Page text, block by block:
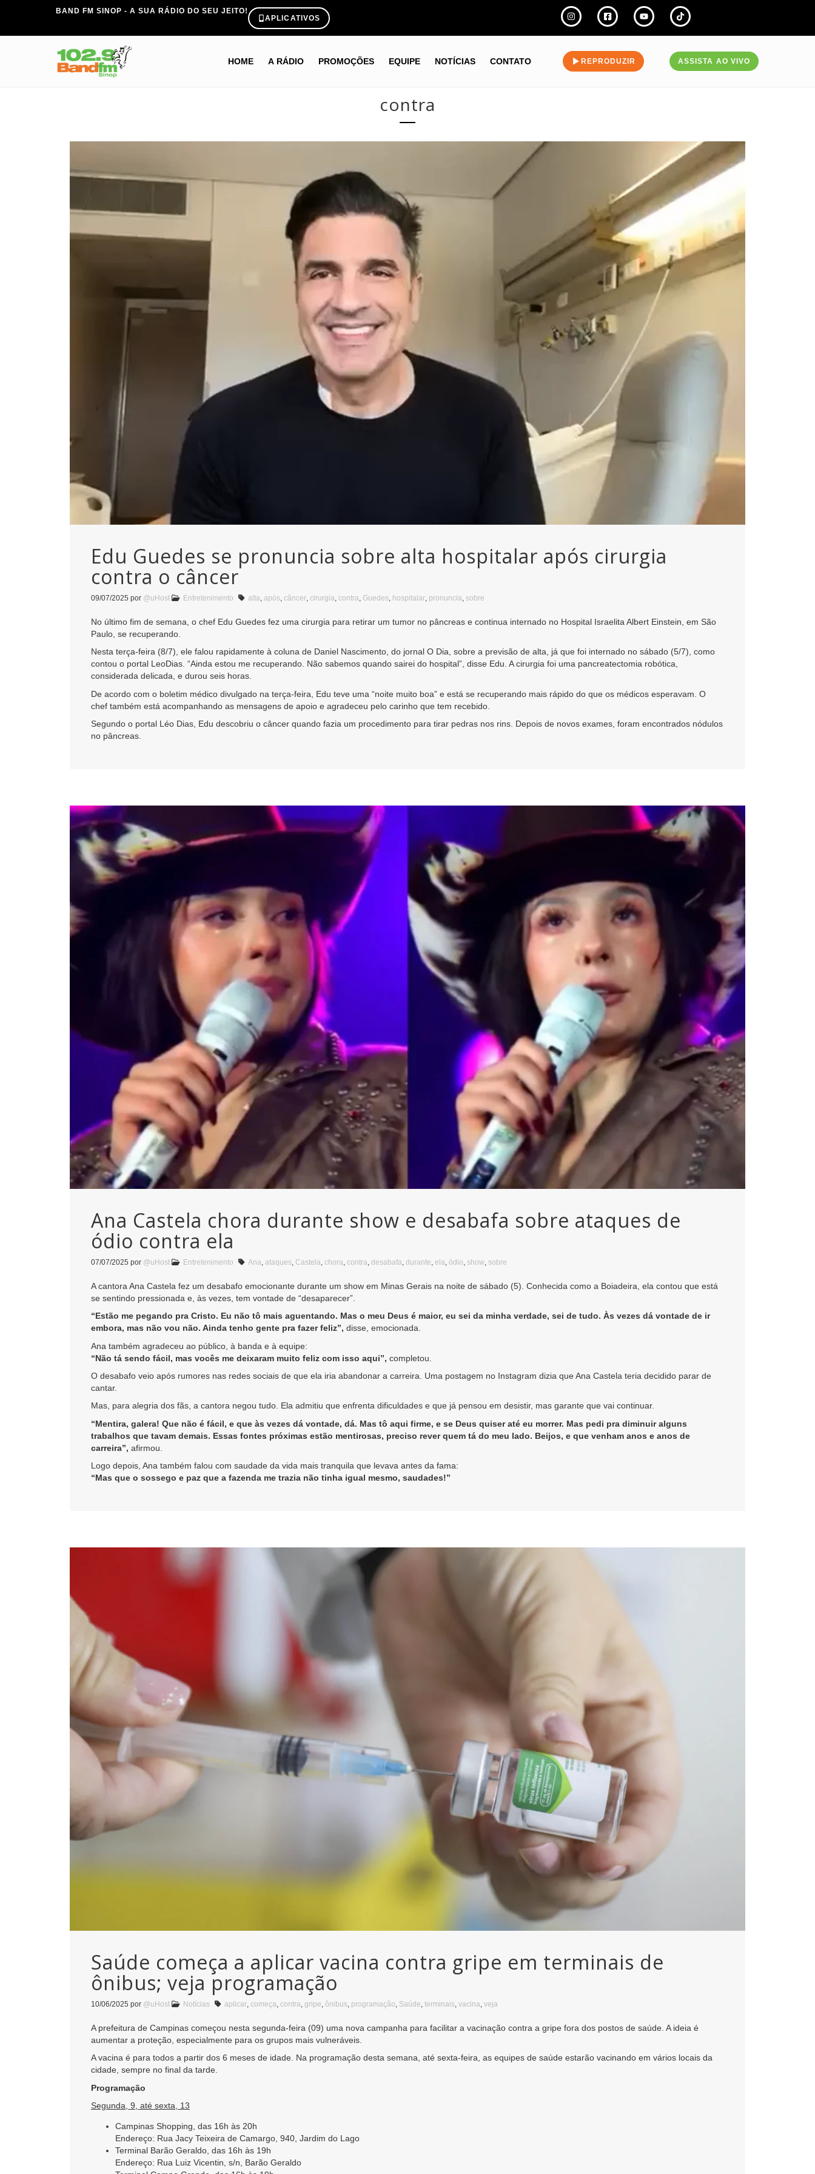
BAND FM SINOP - A SUA RÁDIO DO SEU JEITO!
APLICATIVOS
HOME A RÁDIO PROMOÇÕES EQUIPE NOTÍCIAS CONTATO REPRODUZIR ASSISTA AO VIVO
contra
Edu Guedes se pronuncia sobre alta hospitalar após cirurgia
contra o câncer
09/07/2025 por @uHost Entretenimento alta, após, câncer, cirurgia, contra, Guedes, hospitalar, pronuncia, sobre
No último fim de semana, o chef Edu Guedes fez uma cirurgia para retirar um tumor no pâncreas e continua internado no Hospital Israelita Albert Einstein, em São
Paulo, se recuperando.
Nesta terça-feira (8/7), ele falou rapidamente à coluna de Daniel Nascimento, do jornal O Dia, sobre a previsão de alta, já que foi internado no sábado (5/7), como
contou o portal LeoDias. “Ainda estou me recuperando. Não sabemos quando sairei do hospital”, disse Edu. A cirurgia foi uma pancreatectomia robótica,
considerada delicada, e durou seis horas.
De acordo com o boletim médico divulgado na terça-feira, Edu teve uma “noite muito boa” e está se recuperando mais rápido do que os médicos esperavam. O
chef também está acompanhando as mensagens de apoio e agradeceu pelo carinho que tem recebido.
Segundo o portal Léo Dias, Edu descobriu o câncer quando fazia um procedimento para tirar pedras nos rins. Depois de novos exames, foram encontrados nódulos
no pâncreas.
Ana Castela chora durante show e desabafa sobre ataques de
ódio contra ela
07/07/2025 por @uHost Entretenimento Ana, ataques, Castela, chora, contra, desabafa, durante, ela, ódio, show, sobre
A cantora Ana Castela fez um desabafo emocionante durante um show em Minas Gerais na noite de sábado (5). Conhecida como a Boiadeira, ela contou que está
se sentindo pressionada e, às vezes, tem vontade de “desaparecer”.
“Estão me pegando pra Cristo. Eu não tô mais aguentando. Mas o meu Deus é maior, eu sei da minha verdade, sei de tudo. Às vezes dá vontade de ir
embora, mas não vou não. Ainda tenho gente pra fazer feliz”, disse, emocionada.
Ana também agradeceu ao público, à banda e à equipe:
“Não tá sendo fácil, mas vocês me deixaram muito feliz com isso aqui”, completou.
O desabafo veio após rumores nas redes sociais de que ela iria abandonar a carreira. Uma postagem no Instagram dizia que Ana Castela teria decidido parar de
cantar.
Mas, para alegria dos fãs, a cantora negou tudo. Ela admitiu que enfrenta dificuldades e que já pensou em desistir, mas garante que vai continuar.
“Mentira, galera! Que não é fácil, e que às vezes dá vontade, dá. Mas tô aqui firme, e se Deus quiser até eu morrer. Mas pedi pra diminuir alguns
trabalhos que tavam demais. Essas fontes próximas estão mentirosas, preciso rever quem tá do meu lado. Beijos, e que venham anos e anos de
carreira”, afirmou.
Logo depois, Ana também falou com saudade da vida mais tranquila que levava antes da fama:
“Mas que o sossego e paz que a fazenda me trazia não tinha igual mesmo, saudades!”
Saúde começa a aplicar vacina contra gripe em terminais de
ônibus; veja programação
10/06/2025 por @uHost Notícias aplicar, começa, contra, gripe, ônibus, programação, Saúde, terminais, vacina, veja
A prefeitura de Campinas começou nesta segunda-feira (09) uma nova campanha para facilitar a vacinação contra a gripe fora dos postos de saúde. A ideia é
aumentar a proteção, especialmente para os grupos mais vulneráveis.
A vacina é para todos a partir dos 6 meses de idade. Na programação desta semana, até sexta-feira, as equipes de saúde estarão vacinando em vários locais da
cidade, sempre no final da tarde.
Programação
Segunda, 9, até sexta, 13
Campinas Shopping, das 16h às 20h
Endereço: Rua Jacy Teixeira de Camargo, 940, Jardim do Lago
Terminal Barão Geraldo, das 16h às 19h
Endereço: Rua Luiz Vicentin, s/n, Barão Geraldo